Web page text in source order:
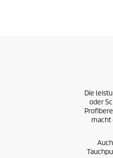
Die
oder
macht